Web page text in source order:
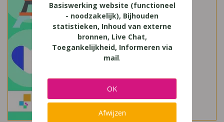
Basiswerking website (functioneel
- noodzakelijk), Bijhouden
statistieken, Inhoud van externe
bronnen, Live Chat,
Toegankelijkheid, Informeren via
mail.
OK
Afwijzen